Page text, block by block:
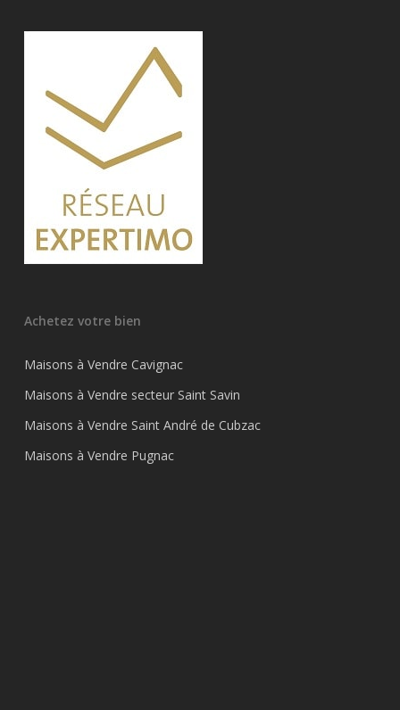
Achetez votre bien
Maisons à Vendre Cavignac
Maisons à Vendre secteur Saint Savin
Maisons à Vendre Saint André de Cubzac
Maisons à Vendre Pugnac